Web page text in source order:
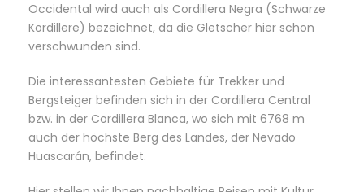
Occidental wird auch als Cordillera Negra (Schwarze
Kordillere) bezeichnet, da die Gletscher hier schon
verschwunden sind.
Die interessantesten Gebiete für Trekker und
Bergsteiger befinden sich in der Cordillera Central
bzw. in der Cordillera Blanca, wo sich mit 6768 m
auch der höchste Berg des Landes, der Nevado
Huascarán, befindet.